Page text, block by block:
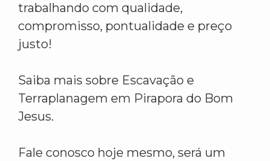
trabalhando com qualidade,
compromisso, pontualidade e preço
justo!
Saiba mais sobre Escavação e
Terraplanagem em Pirapora do Bom
Jesus.
Fale conosco hoje mesmo, será um